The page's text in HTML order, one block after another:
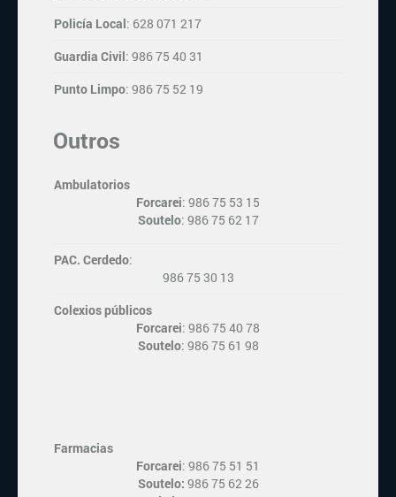
Policía Local: 628 071 217
Guardia Civil: 986 75 40 31
Punto Limpo: 986 75 52 19
Outros
Ambulatorios
Forcarei: 986 75 53 15
Soutelo: 986 75 62 17
PAC. Cerdedo:
986 75 30 13
Colexios públicos
Forcarei: 986 75 40 78
Soutelo: 986 75 61 98
Farmacias
Forcarei: 986 75 51 51
Soutelo: 986 75 62 26